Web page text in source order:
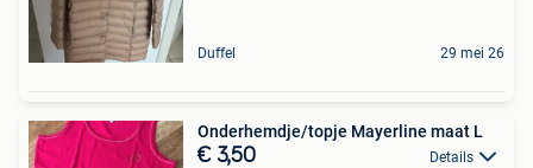
Duffel 29 mei 26
Onderhemdje/topje Mayerline maat L
€ 3,50 Details